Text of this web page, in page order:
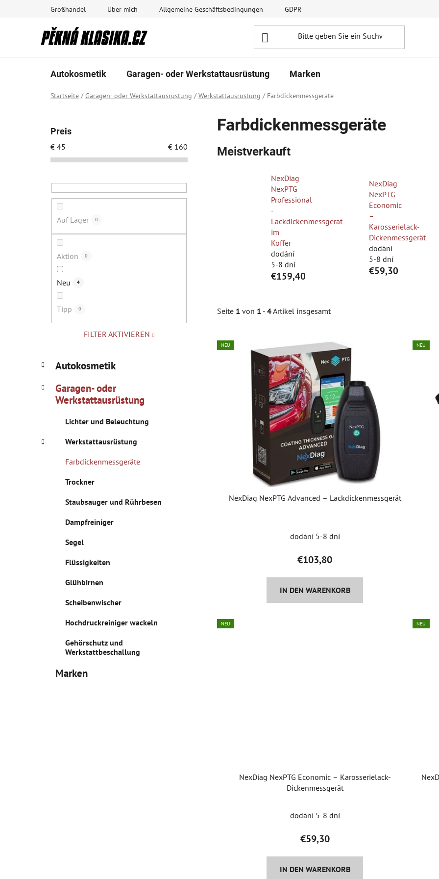
Großhandel Über mich Allgemeine Geschäftsbedingungen GDPR
Autokosmetik Garagen- oder Werkstattausrüstung Marken
Startseite / Garagen- oder Werkstattausrüstung / Werkstattausrüstung / Farbdickenmessgeräte
Preis
€ 45 € 160
Auf Lager 0
Aktion 0
Neu 4
Tipp 0
FILTER AKTIVIEREN
überspringen
a
e
e
Autokosmetik
Garagen- oder
Werkstattausrüstung
Lichter und Beleuchtung
Werkstattausrüstung
Farbdickenmessgeräte
Trockner
Staubsauger und Rührbesen
Dampfreiniger
Segel
Flüssigkeiten
Glühbirnen
Scheibenwischer
Hochdruckreiniger wackeln
Gehörschutz und
Werkstattbeschallung
Marken
Farbdickenmessgeräte
Meistverkauft
NexDiag
NexPTG
Professional
-
Lackdickenmessgerät
im
Koffer
dodání
5-8 dní
€159,40
NexDiag
NexPTG
Economic
–
Karosserielack-
Dickenmessgerät
dodání
5-8 dní
€59,30
Seite 1 von 1 - 4Artikel insgesamt
L
i
NEU
NexDiag NexPTG Advanced – Lackdickenmessgerät
dodání 5-8 dní
€103,80
IN DEN WARENKORB
NEU
NEU
NexDiag NexPTG Economic – Karosserielack-
Dickenmessgerät
dodání 5-8 dní
€59,30
IN DEN WARENKORB
NEU